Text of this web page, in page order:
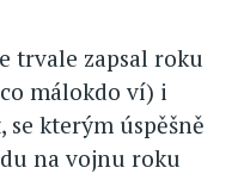
trvale zapsal roku
málokdo ví) i
kterým úspěšně
na vojnu roku